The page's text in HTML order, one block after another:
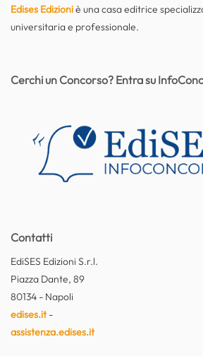
Edises Edizioniè una casa editrice
universitaria e professionale.
Contatti
EdiSES Edizioni S.r.l.
Piazza Dante, 89
80134 - Napoli
edises.it-
assistenza.edises.it
Cerchi un Concorso? Entra su